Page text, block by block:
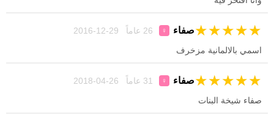
صفاء ♀ ★
★
★
★
★
اسمي بالالمانية مزخرف
صفاء ♀ ★
★
★
★
★
صفاء شيخة البنات